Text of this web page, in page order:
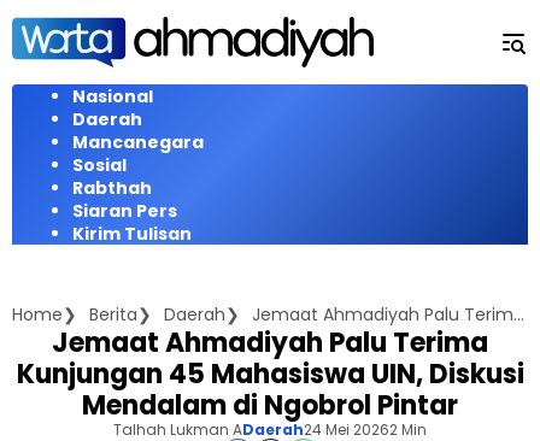
Langsung
konten
Nasional
Daerah
Mancanegara
Sosial
Rabthah
Siaran Pers
Kirim Tulisan
Home Berita Daerah Jemaat Ahmadiyah Palu Terima Kunjungan 45 Mahasiswa UIN, Diskusi Mendalam di Ngobrol Pintar
Jemaat Ahmadiyah Palu Terima
Kunjungan 45 Mahasiswa UIN, Diskusi
Mendalam di Ngobrol Pintar
Talhah Lukman ADaerah24 Mei 20262 Min